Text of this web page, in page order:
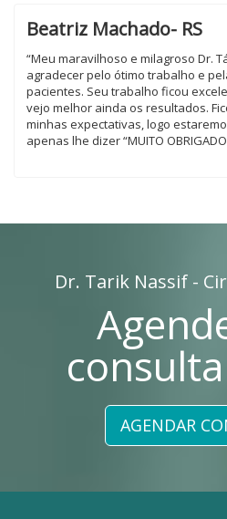
Beatriz Machado- RS
“Meu maravilhoso e milagroso Dr.
agradecer pelo ótimo trabalho e
pacientes. Seu trabalho ficou
vejo melhor ainda os resultados.
minhas expectativas, logo
apenas lhe dizer “MUITO
Dr. Tarik Nassif -
AGENDAR